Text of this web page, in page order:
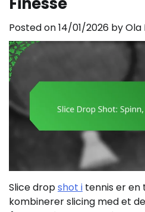
Posted on14/01/2026 byOla
Slice dropshot i tennis er en
kombinerer slicing med et